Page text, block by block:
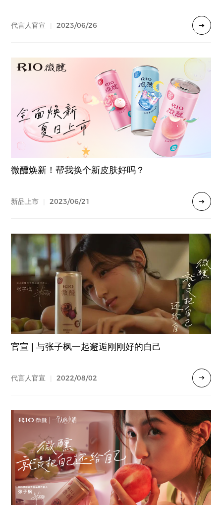
代言人官宣 | 2023/06/26
微醺焕新！帮我换个新皮肤好吗？
新品上市 | 2023/06/21
官宣 | 与张子枫一起邂逅刚刚好的自己
代言人官宣 | 2022/08/02